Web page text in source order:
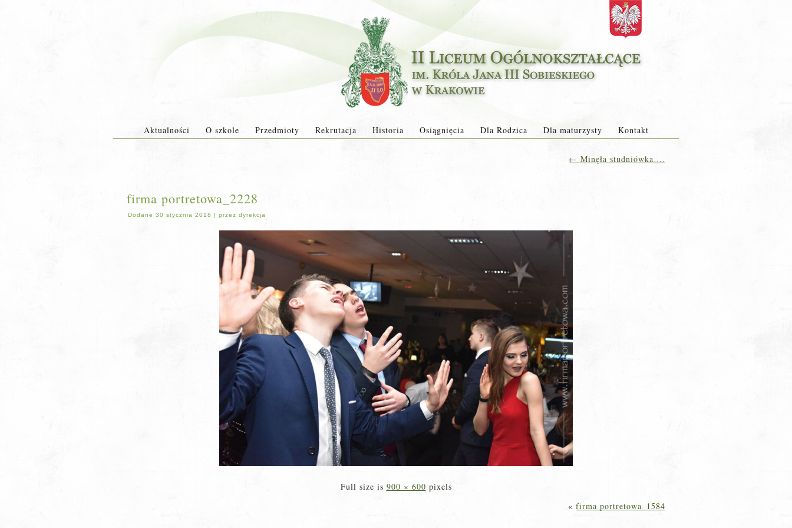
Aktualności O szkole Przedmioty Rekrutacja Historia Osiągnięcia Dla Rodzica Dla maturzysty Kontakt
← Minęła studniówka….
firma portretowa_2228
Dodane 30 stycznia 2018 | przez dyrekcja
Full size is 900 × 600 pixels
« firma portretowa_1584